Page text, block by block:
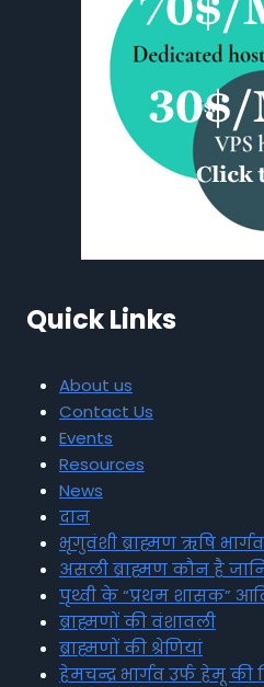
Quick Links
About us
Contact Us
Events
Resources
News
दान
भृगुवंशी ब्राह्मण ऋषि
असली ब्राह्मण कौन है
पृथ्वी के “प्रथम शासक”
ब्राह्मणों की वंशावली
ब्राह्मणों की श्रेणियां
हेमचन्द्र भार्गव उर्फ हेमू की